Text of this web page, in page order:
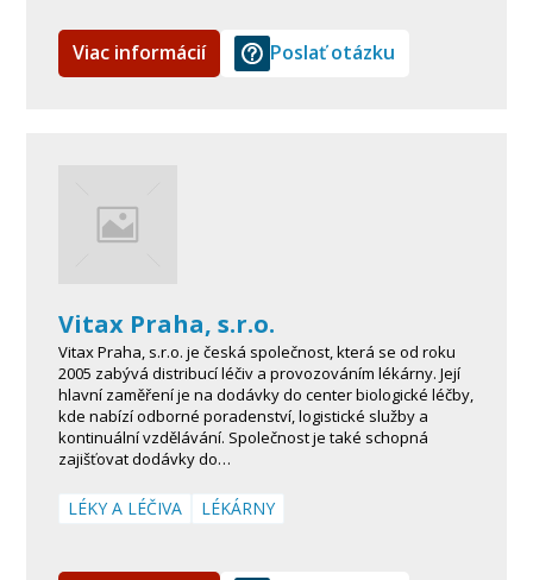
Viac informácií Poslať otázku
Vitax Praha, s.r.o.
Vitax Praha, s.r.o. je česká společnost, která se od roku
2005 zabývá distribucí léčiv a provozováním lékárny. Její
hlavní zaměření je na dodávky do center biologické léčby,
kde nabízí odborné poradenství, logistické služby a
kontinuální vzdělávání. Společnost je také schopná
zajišťovat dodávky do…
LÉKY A LÉČIVA LÉKÁRNY